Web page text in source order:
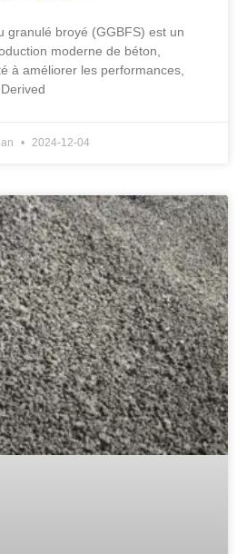
granulé broyé (GGBFS) est un
moderne de béton,
à améliorer les performances,
Derived
2024-12-04